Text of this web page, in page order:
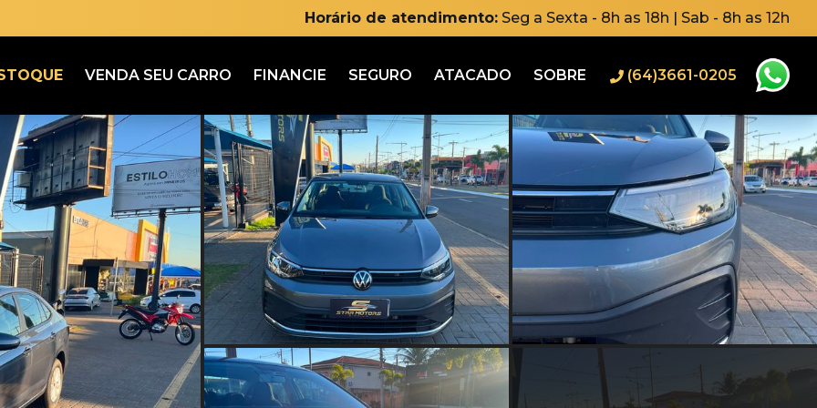
Horário de atendimento: Seg a Sexta - 8h as 18h | Sab - 8h as 12h
VENDA SEU CARRO FINANCIE SEGURO ATACADO SOBRE (64)3661-0205